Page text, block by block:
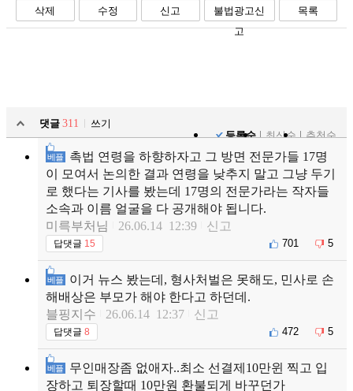
삭제 수정 신고
불법광고신
고
목록
댓글 311
쓰기
등록순
최신순 추천순
베플
촉법 연령을 하향하자고 그 방면 전문가들 17명
이 모여서 논의한 결과 연령을 낮추지 말고 그냥 두기
로 했다는 기사를 봤는데 17명의 전문가라는 작자들
소속과 이름 얼굴을 다 공개해야 됩니다.
미륵부처님
26.06.14 12:39 신고
답댓글 15 701 5
베플
이거 뉴스 봤는데, 형사처벌은 못해도, 민사로 손
해배상은 부모가 해야 한다고 하던데.
블핑지수
26.06.14 12:37 신고
답댓글 8 472 5
베플
무인매장좀 없애자..최소 선결제10만윈 찍고 입
장하고 퇴장할때 10만원 환불되게 바꾸던가